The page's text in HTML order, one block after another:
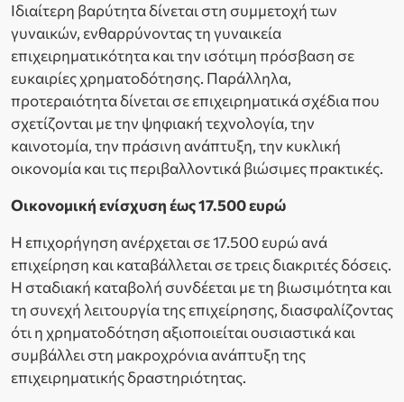
Ιδιαίτερη βαρύτητα δίνεται στη συμμετοχή των
γυναικών, ενθαρρύνοντας τη γυναικεία
επιχειρηματικότητα και την ισότιμη πρόσβαση σε
ευκαιρίες χρηματοδότησης. Παράλληλα,
προτεραιότητα δίνεται σε επιχειρηματικά σχέδια που
σχετίζονται με την ψηφιακή τεχνολογία, την
καινοτομία, την πράσινη ανάπτυξη, την κυκλική
οικονομία και τις περιβαλλοντικά βιώσιμες πρακτικές.
Οικονομική ενίσχυση έως 17.500 ευρώ
Η επιχορήγηση ανέρχεται σε 17.500 ευρώ ανά
επιχείρηση και καταβάλλεται σε τρεις διακριτές δόσεις.
Η σταδιακή καταβολή συνδέεται με τη βιωσιμότητα και
τη συνεχή λειτουργία της επιχείρησης, διασφαλίζοντας
ότι η χρηματοδότηση αξιοποιείται ουσιαστικά και
συμβάλλει στη μακροχρόνια ανάπτυξη της
επιχειρηματικής δραστηριότητας.